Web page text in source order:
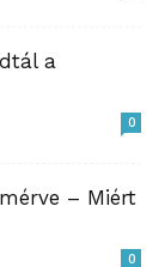
a
0
– Miért
0